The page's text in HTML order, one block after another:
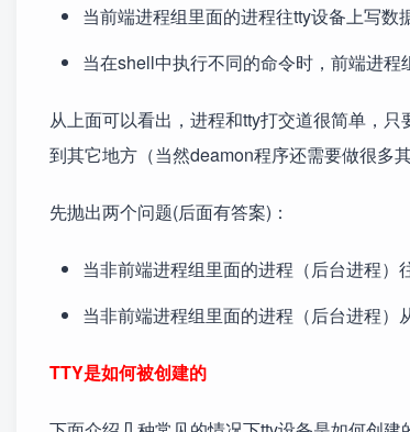
当前端进程组里面的进程往tty设备上写
当在shell中执行不同的命令时，前端进
从上面可以看出，进程和tty打交道很简单，
到其它地方（当然deamon程序还需要做很多其
先抛出两个问题(后面有答案)：
当非前端进程组里面的进程（后台进程）
当非前端进程组里面的进程（后台进程）
TTY是如何被创建的